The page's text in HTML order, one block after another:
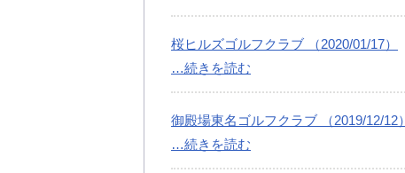
桜ヒルズゴルフクラブ （2020/01/17）
…続きを読む
御殿場東名ゴルフクラブ （2019/12/12）
…続きを読む